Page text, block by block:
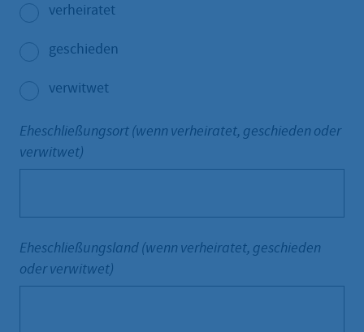
verheiratet
geschieden
verwitwet
Eheschließungsort (wenn verheiratet, geschieden oder
verwitwet)
Eheschließungsland (wenn verheiratet, geschieden
oder verwitwet)